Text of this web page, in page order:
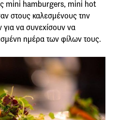
mini hamburgers, mini hot
στους καλεσμένους την
για να συνεχίσουν να
ημέρα των φίλων τους.